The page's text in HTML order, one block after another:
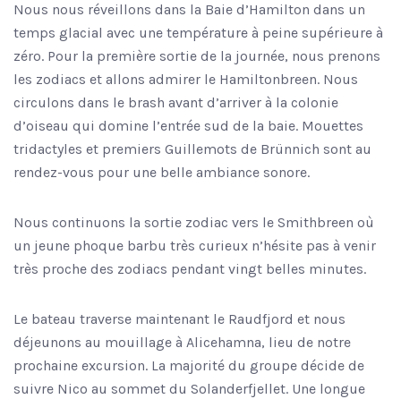
Nous nous réveillons dans la Baie d’Hamilton dans un
temps glacial avec une température à peine supérieure à
zéro. Pour la première sortie de la journée, nous prenons
les zodiacs et allons admirer le Hamiltonbreen. Nous
circulons dans le brash avant d’arriver à la colonie
d’oiseau qui domine l’entrée sud de la baie. Mouettes
tridactyles et premiers Guillemots de Brünnich sont au
rendez-vous pour une belle ambiance sonore.
Nous continuons la sortie zodiac vers le Smithbreen où
un jeune phoque barbu très curieux n’hésite pas à venir
très proche des zodiacs pendant vingt belles minutes.
Le bateau traverse maintenant le Raudfjord et nous
déjeunons au mouillage à Alicehamna, lieu de notre
prochaine excursion. La majorité du groupe décide de
suivre Nico au sommet du Solanderfjellet. Une longue